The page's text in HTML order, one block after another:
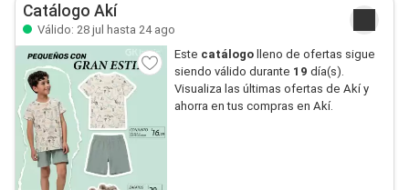
Catálogo Akí
Válido: 28 jul hasta 24 ago
Este catálogo lleno de ofertas sigue
siendo válido durante 19 día(s).
Visualiza las últimas ofertas de Akí y
ahorra en tus compras en Akí.